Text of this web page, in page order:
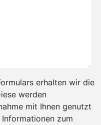
erhalten wir die
werden
mit Ihnen genutzt
zum